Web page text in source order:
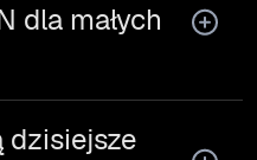
dla małych
dzisiejsze